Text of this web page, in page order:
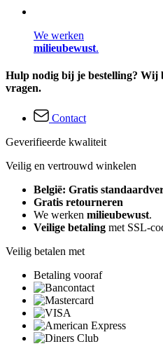
We werken
milieubewust.
Hulp nodig bij je bestelling? Wij
vragen.
Contact
Geverifieerde kwaliteit
Veilig en vertrouwd winkelen
België: Gratis
Gratis retourneren
We werken milieubewust.
Veilige betaling met SSL-
Veilig betalen met
Betaling vooraf